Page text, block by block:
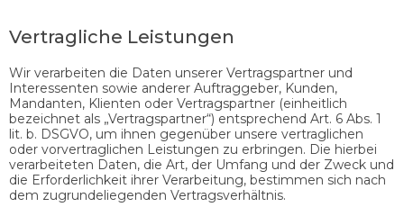
Vertragliche Leistungen
Wir verarbeiten die Daten unserer Vertragspartner und
Interessenten sowie anderer Auftraggeber, Kunden,
Mandanten, Klienten oder Vertragspartner (einheitlich
bezeichnet als „Vertragspartner“) entsprechend Art. 6 Abs. 1
lit. b. DSGVO, um ihnen gegenüber unsere vertraglichen
oder vorvertraglichen Leistungen zu erbringen. Die hierbei
verarbeiteten Daten, die Art, der Umfang und der Zweck und
die Erforderlichkeit ihrer Verarbeitung, bestimmen sich nach
dem zugrundeliegenden Vertragsverhältnis.